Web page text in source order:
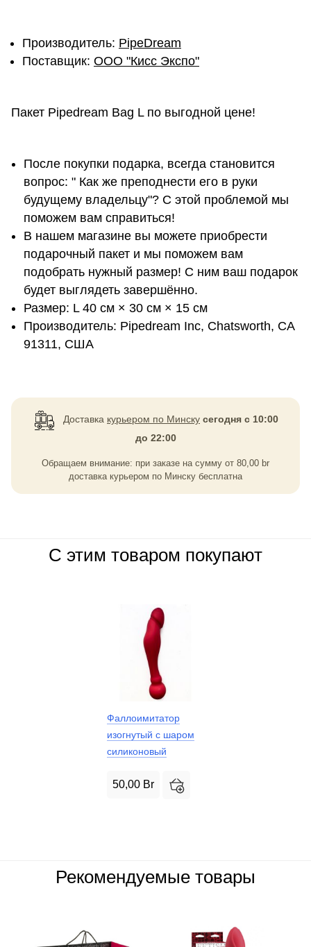
Производитель: PipeDream
Поставщик: ОOО "Кисс Экспо"
Пакет Pipedream Bag L по выгодной цене!
После покупки подарка, всегда становится
вопрос: " Как же преподнести его в руки
будущему владельцу"? С этой проблемой мы
поможем вам справиться!
В нашем магазине вы можете приобрести
подарочный пакет и мы поможем вам
подобрать нужный размер! С ним ваш подарок
будет выглядеть завершённо.
Размер: L 40 см × 30 см × 15 см
Производитель: Pipedream Inc, Chatsworth, CA
91311, США
Доставка курьером по Минску сегодня с 10:00
до 22:00
Обращаем внимание: при заказе на сумму от 80,00 br
доставка курьером по Минску бесплатна
С этим товаром покупают
Фаллоимитатор
изогнутый с шаром
силиконовый
50,00 Br
Рекомендуемые товары